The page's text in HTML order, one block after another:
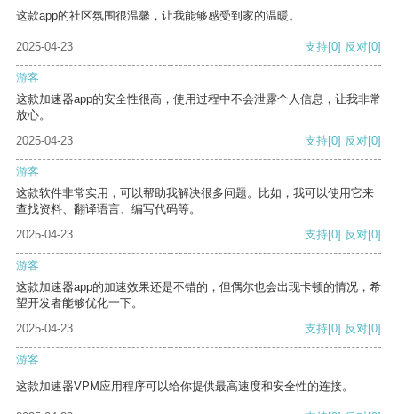
这款app的社区氛围很温馨，让我能够感受到家的温暖。
2025-04-23 支持[0] 反对[0]
游客
这款加速器app的安全性很高，使用过程中不会泄露个人信息，让我非常
放心。
2025-04-23
支持[0] 反对[0]
游客
这款软件非常实用，可以帮助我解决很多问题。比如，我可以使用它来
查找资料、翻译语言、编写代码等。
2025-04-23
支持[0] 反对[0]
游客
这款加速器app的加速效果还是不错的，但偶尔也会出现卡顿的情况，希
望开发者能够优化一下。
2025-04-23
支持[0] 反对[0]
游客
这款加速器VPM应用程序可以给你提供最高速度和安全性的连接。